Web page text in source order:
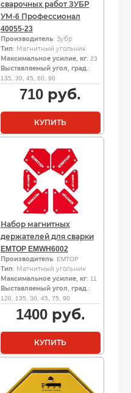
сварочных работ ЗУБР
УМ-6 Профессионал
40055-23
Производитель: Зубр
Тип: Магнитный угольник
Максимальное усилие, кг: 23
Выставляемый угол, град. :
135, 30, 45, 60, 90
710 руб.
КУПИТЬ
Набор магнитных
держателей для сварки
EMTOP EMWH6002
Производитель: EMTOP
Тип: Магнитный угольник
Максимальное усилие, кг: 11
Выставляемый угол, град. :
120, 135, 30, 45, 75, 90
1400руб.
КУПИТЬ